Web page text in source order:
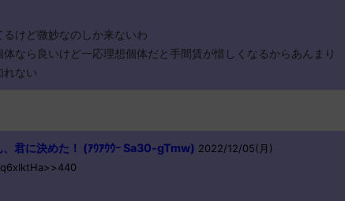
けど微妙なのしか来ないわ
体なら良いけど一応理想個体だと手間賃が惜しくなるからあんまり
れない
、君に決めた！ (ｱｳｱｳｳｰ Sa30-gTmw) 2022/12/05(月)